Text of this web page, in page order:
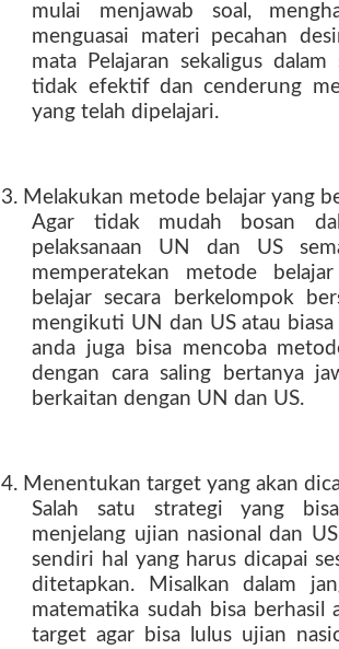
mulai menjawab soal,
menguasai materi pecahan
mata Pelajaran sekaligus
tidak efektif dan cenderung
yang telah dipelajari.
3. Melakukan metode belajar yang
Agar tidak mudah bosan
pelaksanaan UN dan US
memperatekan metode
belajar secara berkelompok
mengikuti UN dan US atau
anda juga bisa mencoba
dengan cara saling bertanya
berkaitan dengan UN dan US.
4. Menentukan target yang akan
Salah satu strategi yang
menjelang ujian nasional dan
sendiri hal yang harus dicapai
ditetapkan. Misalkan dalam
matematika sudah bisa berhasil
target agar bisa lulus ujian